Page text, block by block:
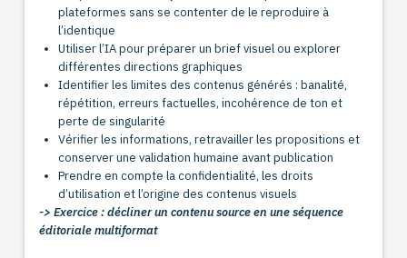
plateformes sans se contenter de le reproduire à
l’identique
Utiliser l’IA pour préparer un brief visuel ou explorer
différentes directions graphiques
Identifier les limites des contenus générés : banalité,
répétition, erreurs factuelles, incohérence de ton et
perte de singularité
Vérifier les informations, retravailler les propositions et
conserver une validation humaine avant publication
Prendre en compte la confidentialité, les droits
d’utilisation et l’origine des contenus visuels
-> Exercice : décliner un contenu source en une séquence
éditoriale multiformat